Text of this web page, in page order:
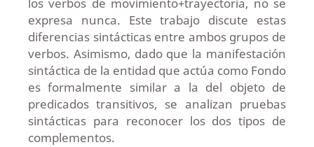
expresa nunca. Este trabajo discute estas
diferencias sintácticas entre ambos grupos de
verbos. Asimismo, dado que la manifestación
sintáctica de la entidad que actúa como Fondo
es formalmente similar a la del objeto de
predicados transitivos, se analizan pruebas
sintácticas para reconocer los dos tipos de
complementos.